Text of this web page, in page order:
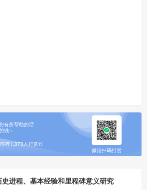
有所帮助的话
钱～
有1,373人打赏过
微信扫码打赏
进程、基本经验和里程碑意义研究